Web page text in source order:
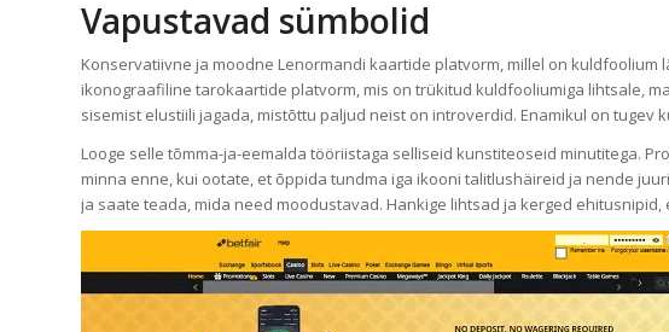
Vapustavad sümbolid
Konservatiivne ja moodne Lenormandi kaartide platvorm, millel on
ikonograafiline tarokaartide platvorm, mis on trükitud kuldfooliumiga lihtsale,
sisemist elustiili jagada, mistõttu paljud neist on introverdid. Enamikul on tugev
Looge selle tõmma-ja-eemalda tööriistaga selliseid kunstiteoseid minutitega.
minna enne, kui ootate, et õppida tundma iga ikooni talitlushäireid ja nende
ja saate teada, mida need moodustavad. Hankige lihtsad ja kerged